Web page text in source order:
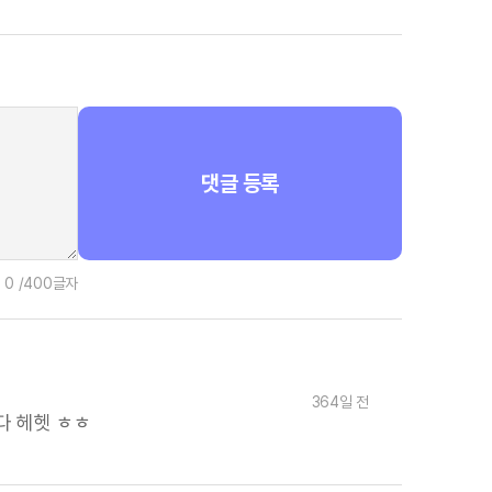
0 /400글자
댓글 등록
헤헷 ㅎㅎ
364일 전